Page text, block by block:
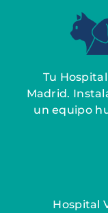
Tu
Madrid.
un equipo
Hospital